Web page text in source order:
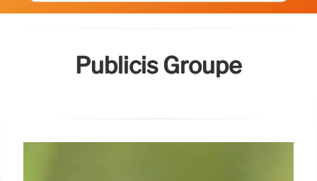
Publicis Groupe